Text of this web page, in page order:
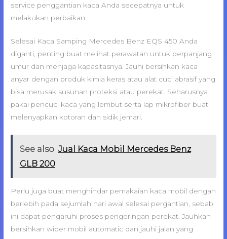
service penggantian kaca Anda secepatnya untuk
melakukan perbaikan.
Selesai Kaca Samping Mercedes Benz EQS 450 Anda
diganti, penting buat melihat perawatan untuk perpanjang
umur dan menjaga kapasitasnya. Jauhi bersihkan kaca
anyar dengan produk kimia keras atau alat cuci abrasif yang
bisa merusak susunan proteksi atau perekat. Seharusnya
pakai pencuci kaca yang lembut serta lap mikrofiber buat
melenyapkan kotoran dan sidik jemari.
See also Jual Kaca Mobil Mercedes Benz
GLB 200
Perlu juga buat menghindar pemakaian kaca mobil dengan
berlebih pada sejumlah hari awal selesai pergantian, sebab
ini dapat pengaruhi proses pengeringan perekat. Jauhkan
bersihkan wiper mobil automatic dan jauhi jalan yang